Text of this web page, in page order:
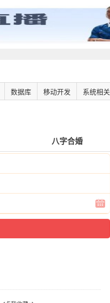
数据库 移动开发 系统相关
八字合婚